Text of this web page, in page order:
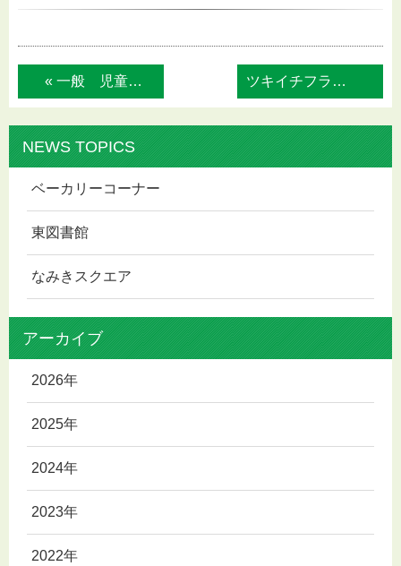
« 一般 児童 1・2月特集 ツキイチフラワーレッスン »
NEWS TOPICS
ベーカリーコーナー
東図書館
なみきスクエア
アーカイブ
2026年
2025年
2024年
2023年
2022年